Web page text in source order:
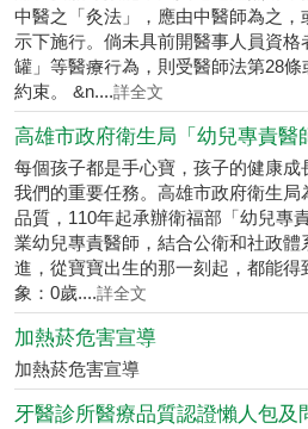
中醫之「灸法」，應由中醫師為之
示下施行。倘未具前開醫事人員資
罐」等醫療行為，則受醫師法第28
約束。 &n....詳全文
高雄市政府衛生局「幼兒專責醫
每個孩子都是手心寶，孩子的健康
我們的重要任務。高雄市政府衛生
品質，110年起承辦衛福部「幼兒專
業幼兒專責醫師，結合公衛和社政
進，從寶寶出生的那一刻起，都能
象：0歲....詳全文
加熱菸危害宣導
加熱菸危害宣導
牙醫診所醫療品質認證懶人包及